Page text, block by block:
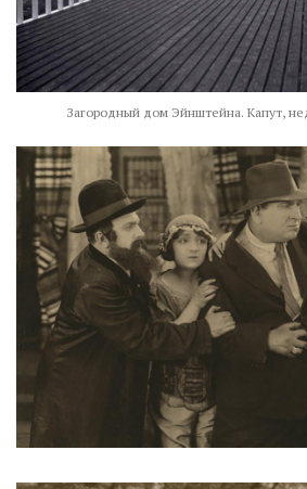
Загородный дом Эйнштейна. Капут,